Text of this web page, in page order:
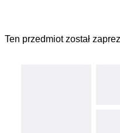
Ten przedmiot został